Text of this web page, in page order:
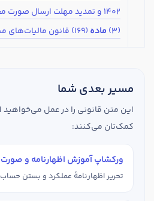
1402 و تمدید مهلت ارسال صورت معاملات فصلی موضوع
(3)
ماده (169) قانون مالیات‌های مستقیم
مسیر بعدی شما
این متن قانونی را در عمل می‌خواهید
کمک‌تان می‌کنند:
ورکشاپ آموزش اظهارنامه و
تحریر اظهارنامهٔ عملکرد و بستن